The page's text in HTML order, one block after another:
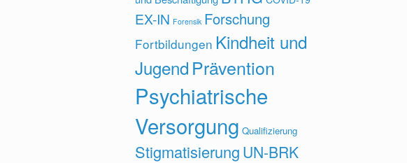
EX-IN Forensik Forschung
Fortbildungen Kindheit und
Jugend Prävention
Psychiatrische
Versorgung Qualifizierung
Stigmatisierung UN-BRK